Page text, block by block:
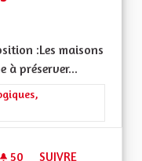
:Les maisons
à préserver...
Les transitions
50 50 ABONNÉS
SUIVRE